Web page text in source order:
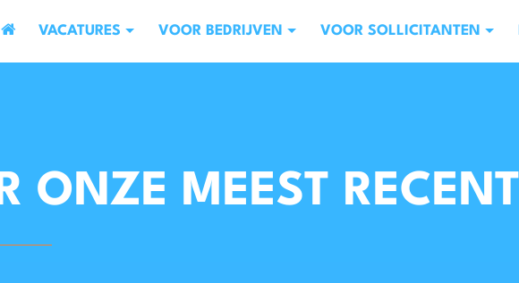
VACATURES VOOR BEDRIJVEN VOOR SOLLICITANTEN
ONZE MEEST